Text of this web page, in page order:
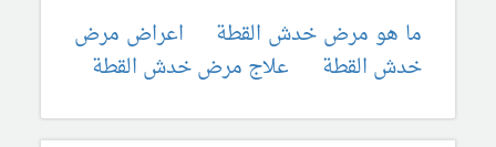
ما هو مرض خدش القطة
اعراض مرض
خدش القطة
علاج مرض خدش القطة